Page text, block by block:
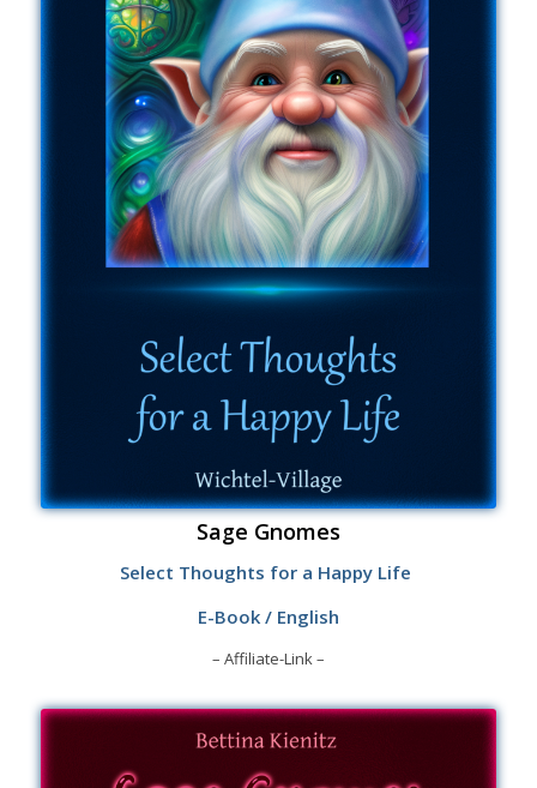
Sage Gnomes
Select Thoughts for a Happy Life
E-Book / English
– Affiliate-Link –